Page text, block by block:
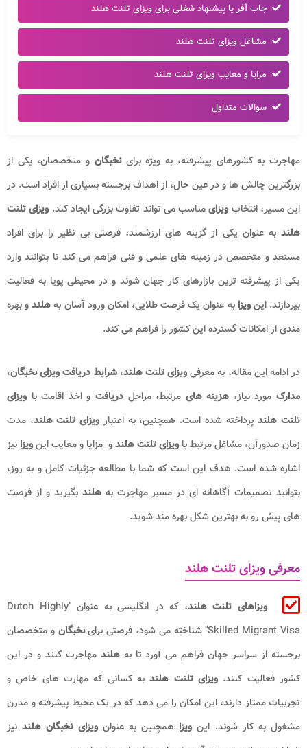
جاب آفر یا پیشنهاد شغلی برای ویزای تلنت هلند
مشاغل ویزای تلنت هلند
مزایا و معایب ویزای تلنت هلند
سوالات متداول
مهاجرت به کشورهای پیشرفته، به ویژه براینخبگان و متخصصان، یکی از
بزرگترین چالش‌ ها و در عین حال، از اهداف برجسته بسیاری از افراد است. در
این مسیر، انتخاب ویزایمناسب می‌ تواند تفاوت بزرگی ایجاد کند. ویزای تلنت
هلند به عنوان یکی از گزینه‌ های ارزشمند، فرصتی بی نظیر را برای افراد
مستعد و متخصص در زمینه‌ های علمی و فنی فراهم می‌ کند تا بتوانند وارد
یکی از پیشرفته‌ ترین بازارهای کار جهان شوند و در محیطی پویا به فعالیت
بپردازند. اینویزابه عنوان یک فرصت طلایی، امکان ورود آسان بههلندو بهره
مندی از امکانات گسترده این کشور را فراهم می‌ کند.
در ادامه این مقاله، به معرفیویزای تلنت هلند،شرایط دریافت ویزای نخبگان،
مدارک مورد نیاز، هزینه های مرتبط، مراحلدریافت و اخذ اقامت با ویزای
تلنت هلند پرداخته شده است. همچنین، به اعتبار ویزای تلنت هلند، مدت
زمان صدورآن، مشاغل مرتبط با ویزای تلنت هلندو مزایا و معایب اینویزا نیز
اشاره شده است. هدف این است که شما با مطالعه جزئیات کامل و به روز،
بتوانید تصمیمات آگاهانه ای در مسیر مهاجرت بههلندبگیرید و از فرصت‌
های پیش رو به بهترین شکل بهره مند شوید.
معرفی ویزای تلنت هلند
ویزاهای تلنت هلند
، که در انگلیسی به عنوان "Dutch Highly
Skilled Migrant Visa" شناخته می‌ شود، فرصتی برای
نخبگانو متخصصان
برجسته از سراسر جهان فراهم می‌ آورد تا بههلندمهاجرت کنند و در این
کشور فعالیت کنند. ویزای تلنت هلند به کسانی که مهارت‌ های خاص و
تجربیات ممتاز دارند، این امکان را می‌ دهد که در یک محیط پیشرفته و مدرن
مشغول به کار شوند. این ویزا همچنین به عنوانویزای نخبگان هلند نیز